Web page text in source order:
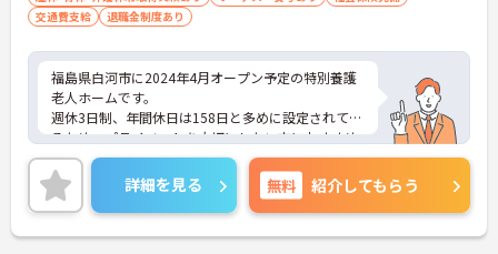
交通費支給
退職金制度あり
福島県白河市に2024年4月オープン予定の特別養護
老人ホームです。
週休3日制、年間休日は158日と多めに設定されてい
るため、プライベートを大切にしたい方におすすめ
の求人です。
残業は月平均3時間程度ですので、勤務終了後の予
定も立てやすいです。
ご興味のある方には、面接対策ポイントなど、さら
に詳細をお話しいたしますのでお気軽にご相談くだ
詳細を見る 無料 紹介してもらう